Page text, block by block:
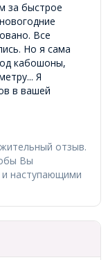
за быстрое
Все
Но я сама
кабошоны,
Я
в вашей
отзыв.
Вы
наступающими